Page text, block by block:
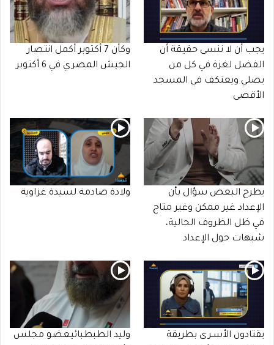
يجب أن لا ننسى حقيقة أن
الفضل لغزة في كل من
يصلي ويعتكف في المسجد
الأقصى
وكأن 7 أكتوبر أكمل انتصار
الجيش المصري في 6 أكتوبر
يطرح البعض سؤال بأن
الإعداد غير ممكن وغير متاح
في ظل الظروف الحالية،
شبهات حول الإعداد
ولادة صادمة لسيدة غزاوية
يقتادون الأسـرى بطريقة
وليد الطبطبائيعضو مجلس